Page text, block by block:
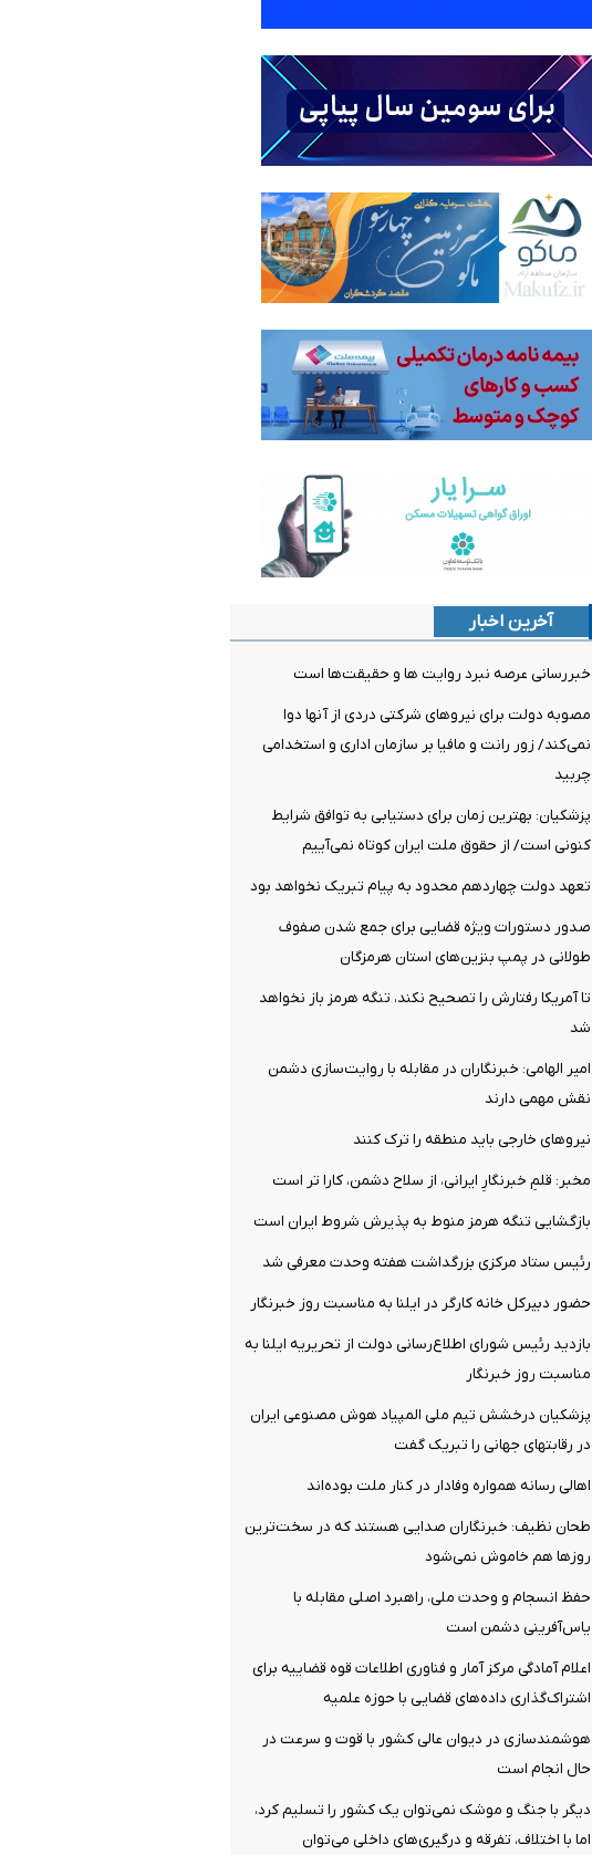
آخرین اخبار
خبررسانی عرصه نبرد روایت ها و حقیقت‌ها است
مصوبه دولت برای نیروهای شرکتی دردی از آنها دوا
نمی‌کند/ زور رانت و مافیا بر سازمان اداری و استخدامی
چربید
پزشکیان‌: بهترین زمان برای دستیابی به توافق شرایط
کنونی است/ از حقوق ملت ایران کوتاه نمی‌آییم
تعهد دولت چهاردهم محدود به پیام تبریک نخواهد بود
صدور دستورات ویژه قضایی برای جمع شدن صفوف
طولانی در پمپ بنزین‌های استان هرمزگان
تا آمریکا رفتارش را تصحیح نکند، تنگه هرمز باز نخواهد
شد
امیر الهامی: خبرنگاران در مقابله با روایت‌سازی دشمن
نقش مهمی دارند
نیرو‌های خارجی باید منطقه را ترک کنند
مخبر: قلمِ خبرنگارِ ایرانی، از سلاح دشمن، کارا تر است
بازگشایی تنگه هرمز منوط به پذیرش شروط ایران است
رئیس ستاد مرکزی بزرگداشت هفته وحدت معرفی شد
حضور دبیرکل خانه کارگر در ایلنا به مناسبت روز خبرنگار
بازدید رئیس شورای اطلاع‌رسانی دولت از تحریریه ایلنا به
مناسبت روز خبرنگار
پزشکیان درخشش تیم ملی المپیاد هوش مصنوعی ایران
در رقابتهای جهانی را تبریک گفت
اهالی رسانه همواره وفادار در کنار ملت بوده‌اند
طحان نظیف: خبرنگاران صدایی هستند که در سخت‌ترین
روزها هم خاموش نمی‌شود
حفظ انسجام و وحدت ملی، راهبرد اصلی مقابله با
یاس‌آفرینی دشمن است
اعلام آمادگی مرکز آمار و فناوری اطلاعات قوه قضاییه برای
اشتراک‌گذاری داده‌های قضایی با حوزه علمیه
هوشمندسازی در دیوان عالی کشور با قوت و سرعت در
حال انجام است
دیگر با جنگ و موشک نمی‌توان یک کشور را تسلیم کرد،
اما با اختلاف، تفرقه و درگیری‌های داخلی می‌توان